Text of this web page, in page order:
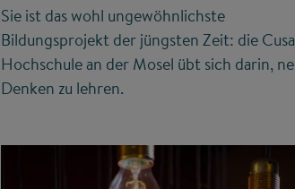
Sie ist das wohl ungewöhnlichste
Bildungsprojekt der jüngsten Zeit: die
Hochschule an der Mosel übt sich darin,
Denken zu lehren.